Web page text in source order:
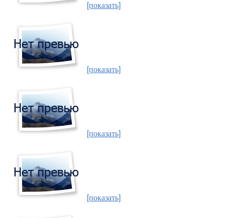
[показать]
[показать]
[показать]
[показать]